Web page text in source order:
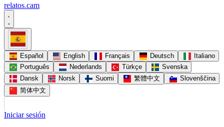
relatos.cam
Español English Français Deutsch
Italiano
Português
Nederlands Türkçe
Svenska
Dansk
Norsk Suomi 繁體中文
Slovenščina
简体中文
Iniciar sesión